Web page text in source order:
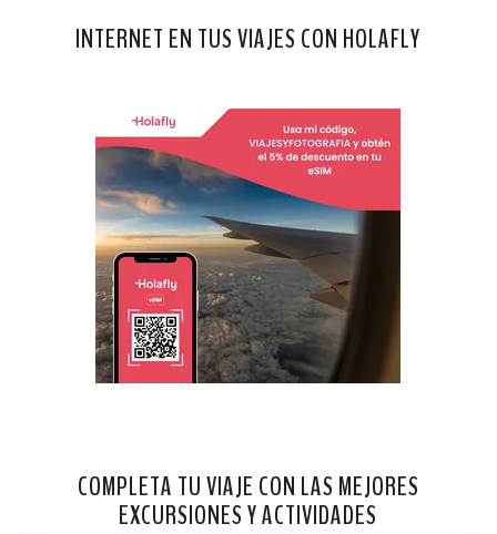
INTERNET EN TUS VIAJES CON HOLAFLY
COMPLETA TU VIAJE CON LAS MEJORES
EXCURSIONES Y ACTIVIDADES